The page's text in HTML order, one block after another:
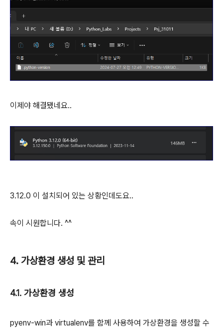
이제야 해결됐네요..
3.12.0 이 설치되어 있는 상황인데도요..
속이 시원합니다. ^^
4. 가상환경 생성 및 관리
4.1. 가상환경 생성
pyenv-win과 virtualenv를 함께 사용하여 가상환경을 생성할 수